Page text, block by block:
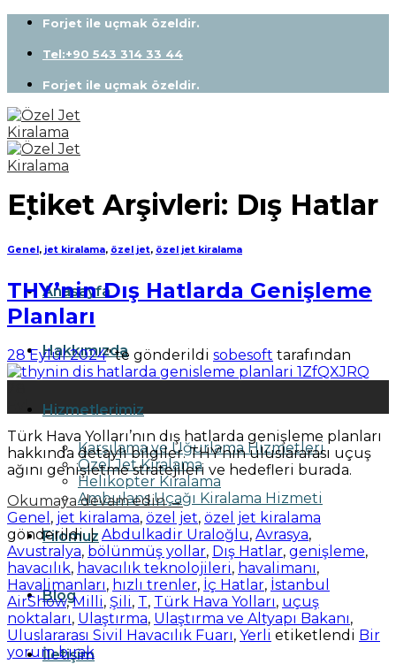
Skip
content
Forjet ile uçmak özeldir.
Tel:+90 543 314 33 44
Forjet ile uçmak özeldir.
Anasayfa
Hakkımızda
Hizmetlerimiz
Karşılama ve Uğurlama Hizmetleri
Özel Jet Kiralama
Helikopter Kiralama
Ambulans Uçağı Kiralama Hizmeti
Filomuz
Blog
İletişim
Etiket Arşivleri: Dış Hatlar
Genel , jet kiralama, özel jet, özel jet kiralama
THY’nin Dış Hatlarda Genişleme
Planları
28 Eylül 2024’' te gönderildi sobesoft tarafından
Eyl
Türk Hava Yolları’nın dış hatlarda genişleme planları
hakkında detaylı bilgiler. THY’nin uluslararası uçuş
ağını genişletme stratejileri ve hedefleri burada.
Okumaya devam edin→
Genel , jet kiralama, özel jet, özel jet kiralama
gönderildi| Abdulkadir Uraloğlu, Avrasya,
Avustralya, bölünmüş yollar, Dış Hatlar, genişleme,
havacılık, havacılık teknolojileri, havalimanı,
Havalimanları, hızlı trenler, İç Hatlar, İstanbul
AirShow,Milli, Şili, T, Türk Hava Yolları, uçuş
noktaları, Ulaştırma, Ulaştırma ve Altyapı Bakanı,
Uluslararası Sivil Havacılık Fuarı, Yerli etiketlendi Bir
yorum bırak